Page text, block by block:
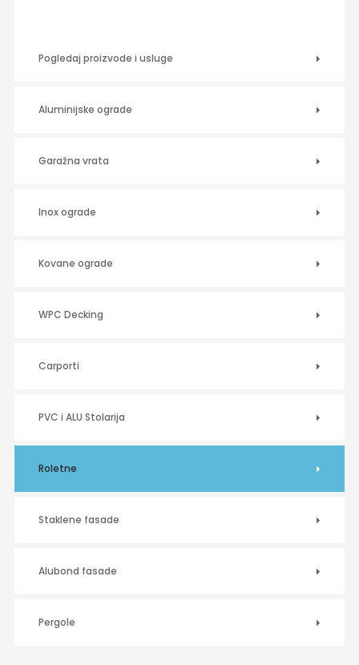
Pogledaj proizvode i usluge
Aluminijske ograde
Garažna vrata
Inox ograde
Kovane ograde
WPC Decking
Carporti
PVC i ALU Stolarija
Roletne
Staklene fasade
Alubond fasade
Pergole